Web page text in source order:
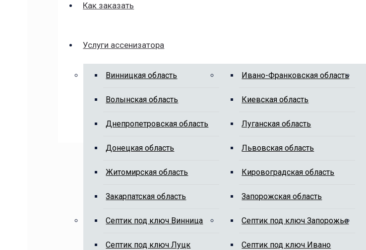
Как заказать
Услуги ассенизатора
Винницкая область
Волынская область
Днепропетровская область
Донецкая область
Житомирская область
Закарпатская область
Ивано-Франковская область
Киевская область
Луганская область
Львовская область
Кировоградская область
Запорожская область
Cептик под ключ Винница
Cептик под ключ Луцк
Cептик под ключ Запорожье
Cептик под ключ Ивано